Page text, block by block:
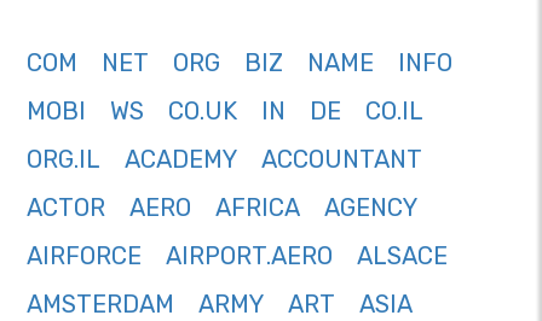
COM NET ORG BIZ NAME
INFO
MOBI
WS CO.UK IN DE
CO.IL
ORG.IL
ACADEMY
ACCOUNTANT
ACTOR
AERO AFRICA
AGENCY
AIRFORCE
AIRPORT.AERO
ALSACE
AMSTERDAM
ARMY ART
ASIA